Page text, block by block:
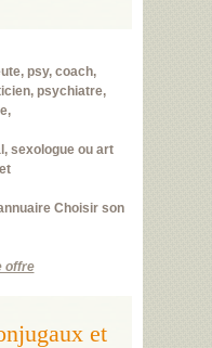
psy, coach,
psychiatre,
sexologue ou art
Choisir son
offre
et